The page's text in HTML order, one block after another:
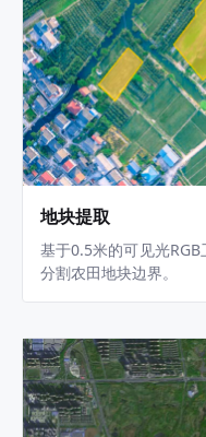
地块提取
基于0.5米的可见光
分割农田地块边界。